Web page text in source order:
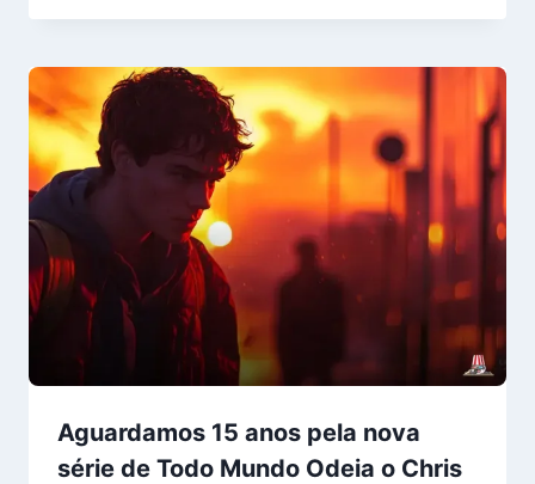
Aguardamos 15 anos pela nova
série de Todo Mundo Odeia o Chris